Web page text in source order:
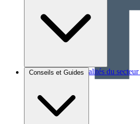
Brèves et actus Actualités du secteur
Conseils et Guides